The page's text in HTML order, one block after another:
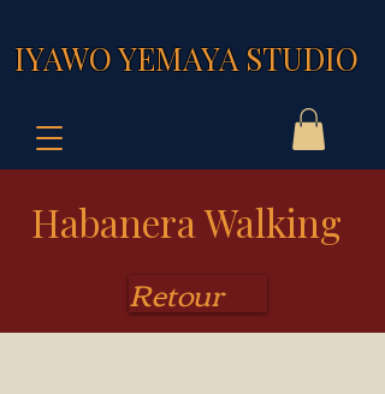
IYAWO YEMAYA STUDIO
Habanera Walking
Retour